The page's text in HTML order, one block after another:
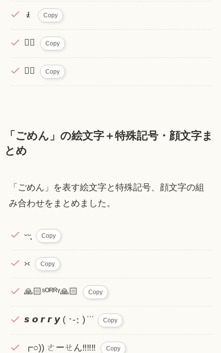
🧎 Copy
🧎‍♂️ Copy
🧎‍♀️ Copy
「ごめん」の絵文字＋特殊記号・顔文字ま
とめ
「ごめん」を表す絵文字と特殊記号、顔文字の組
み合わせをまとめました。
ᵕᵕ̩̩ Copy
›‹ Copy
🙏🏻ˢᴼᴿᴿᵞ🙏🏻 Copy
𝙨 𝙤 𝙧 𝙧 𝙮‪ ( ･-･̥ ) ͗ ͗ ͗ Copy
┏○)) ㄜーㄝん‼︎‼︎‼︎ Copy